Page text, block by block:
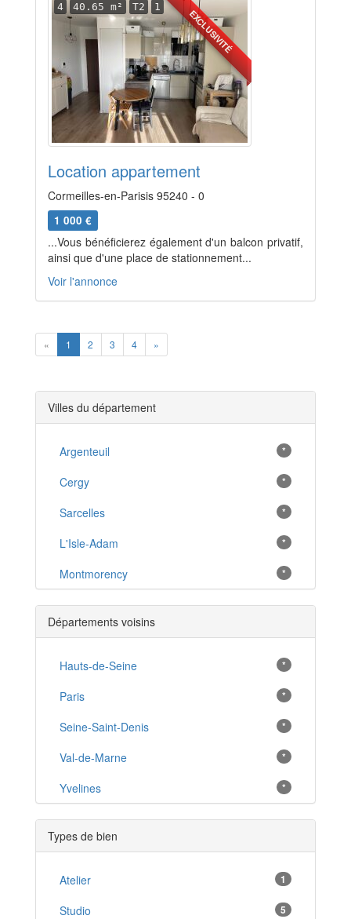
EXCLUSIVITÉ
4 40.65 m² T2 1
Location appartement
Cormeilles-en-Parisis 95240 - 0
1 000 €
...Vous bénéficierez également d'un balcon privatif,
ainsi que d'une place de stationnement...
Voir l'annonce
« Previous
1 2 3 4 »
Villes du département
Argenteuil *
Cergy *
Sarcelles *
L'Isle-Adam *
Montmorency *
Pontoise *
Marines *
Goussainville *
Cormeilles-en-Parisis *
Franconville *
Eaubonne *
Enghien-les-Bains *
Sannois *
Domont *
Magny-en-Vexin *
Éragny *
Départements voisins
Hauts-de-Seine *
Paris *
Seine-Saint-Denis *
Val-de-Marne *
Yvelines *
Types de bien
Atelier 1
Studio 5